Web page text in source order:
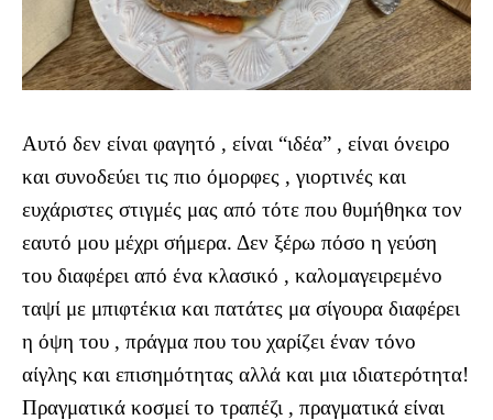
Αυτό δεν είναι φαγητό , είναι “ιδέα” , είναι όνειρο
και συνοδεύει τις πιο όμορφες , γιορτινές και
ευχάριστες στιγμές μας από τότε που θυμήθηκα τον
εαυτό μου μέχρι σήμερα. Δεν ξέρω πόσο η γεύση
του διαφέρει από ένα κλασικό , καλομαγειρεμένο
ταψί με μπιφτέκια και πατάτες μα σίγουρα διαφέρει
η όψη του , πράγμα που του χαρίζει έναν τόνο
αίγλης και επισημότητας αλλά και μια ιδιατερότητα!
Πραγματικά κοσμεί το τραπέζι , πραγματικά είναι